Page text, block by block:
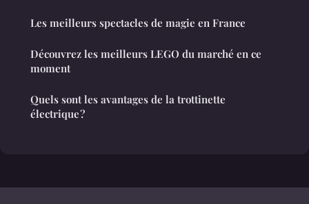
Les meilleurs spectacles de magie en France
Découvrez les meilleurs LEGO du marché en ce
moment
Quels sont les avantages de la trottinette
électrique ?